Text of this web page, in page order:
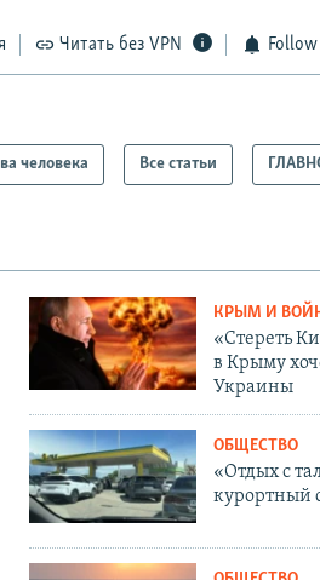
Читать без VPN
человека Все статьи
КРЫМ И
«Стереть
в Крыму
Украины
ОБЩЕСТВО
«Отдых с
курортный